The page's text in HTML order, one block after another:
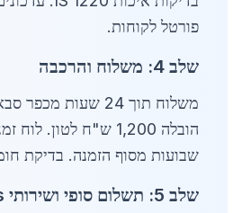
פורטל לקוחות.
שלב 4: משלוח והרכבה
משלוח תוך 24 שעות
שבועות מסוף הזמנה. בדיקת
שלב 5: תשלום סופי ושירותי after-sales